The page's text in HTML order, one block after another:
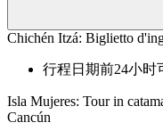
Chichén Itzá: Biglietto
行程日期前24小时
Isla Mujeres: Tour in
Cancún